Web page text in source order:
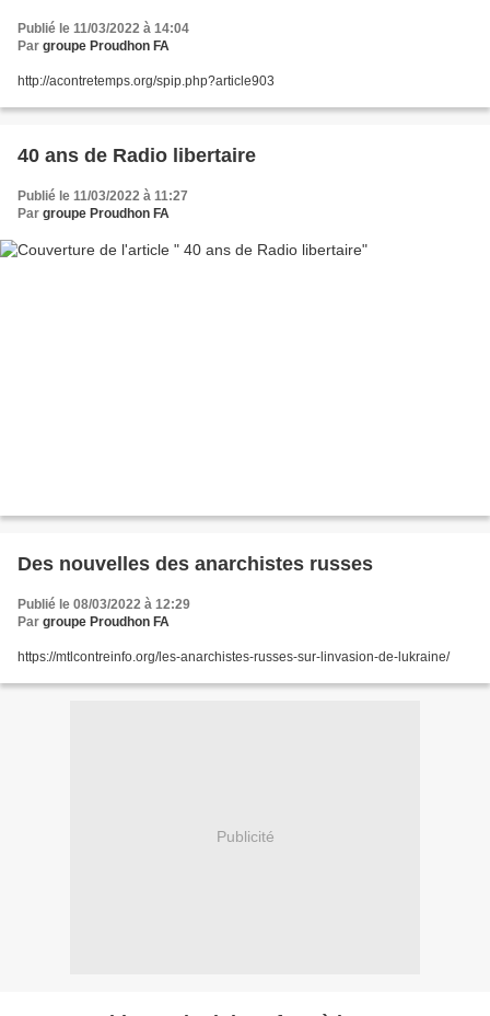
Publié le 11/03/2022 à 14:04
Par groupe Proudhon FA
http://acontretemps.org/spip.php?article903
40 ans de Radio libertaire
Publié le 11/03/2022 à 11:27
Par groupe Proudhon FA
Des nouvelles des anarchistes russes
Publié le 08/03/2022 à 12:29
Par groupe Proudhon FA
https://mtlcontreinfo.org/les-anarchistes-russes-sur-linvasion-de-lukraine/
Publicité